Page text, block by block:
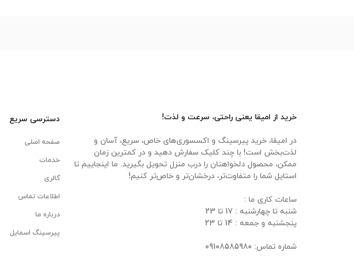
خرید از امیقا یعنی راحتی، سرعت و لذت!
در امیقا، خرید پیرسینگ و اکسسوری‌های خاص، سریع، آسان و
لذت‌بخش است! با چند کلیک سفارش دهید و در کمترین زمان
ممکن، محصول دلخواهتان را درب منزل تحویل بگیرید. ما اینجاییم تا
دسترسی سریع
صفحه اصلی
خدمات
گالری
اطلاعات تماس
درباره ما
پیرسینگ اسمایل